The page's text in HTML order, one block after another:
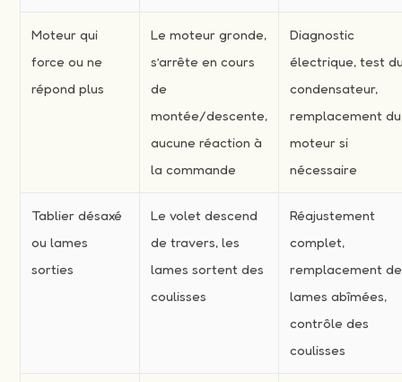
Moteur qui
force ou ne
répond plus
Le moteur gronde,
s’arrête en cours
de
montée/descente,
aucune réaction à
la commande
Diagnostic
électrique, test
condensateur,
remplacement du
moteur si
nécessaire
Tablier désaxé
ou lames
sorties
Le volet descend
de travers, les
lames sortent des
coulisses
Réajustement
complet,
remplacement de
lames abîmées,
contrôle des
coulisses